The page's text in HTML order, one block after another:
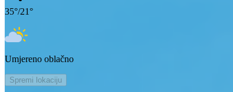
35°/21°
Umjereno oblačno
Spremi lokaciju